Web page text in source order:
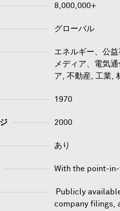
8,000,000+
グローバル
エネルギー、公益
メディア、電気
ア, 不動産, 工業,
1970
2000
あり
With the point-
Publicly
company filings,